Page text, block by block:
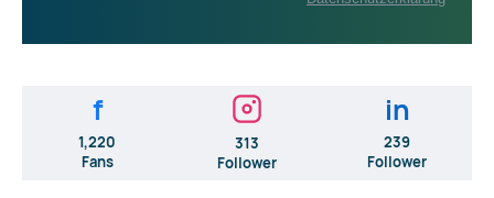
f
1,220
Fans
313
Follower
in
239
Follower